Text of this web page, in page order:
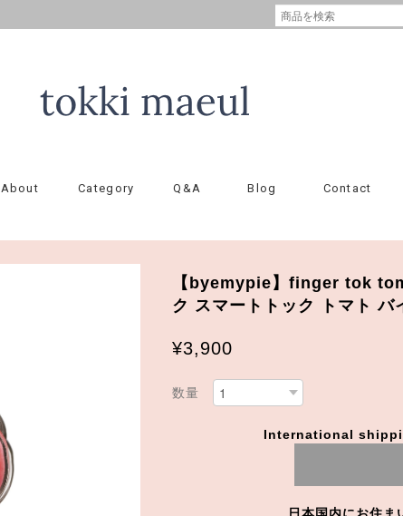
About Category Q&A Blog Contact
【byemypie】finger tok
ク スマートトック トマト バ
¥3,900
数量
International